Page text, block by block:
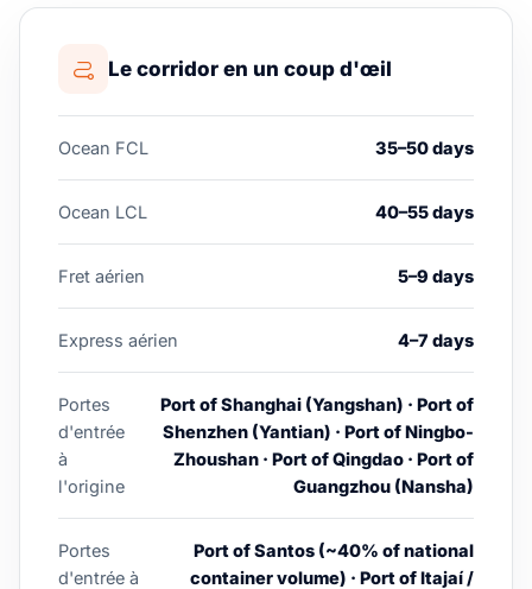
Le corridor en un coup d'œil
Ocean FCL 35–50 days
Ocean LCL 40–55 days
Fret aérien 5–9 days
Express aérien 4–7 days
Portes
d'entrée
à
l'origine
Port of Shanghai (Yangshan) · Port of
Shenzhen (Yantian) · Port of Ningbo-
Zhoushan · Port of Qingdao · Port of
Guangzhou (Nansha)
Portes
d'entrée à
Port of Santos (~40% of national
container volume) · Port of Itajaí /